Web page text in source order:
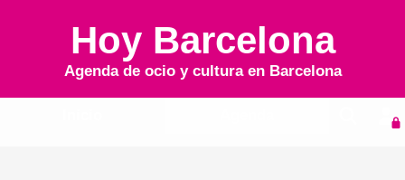
Hoy Barcelona
Agenda de ocio y cultura en Barcelona